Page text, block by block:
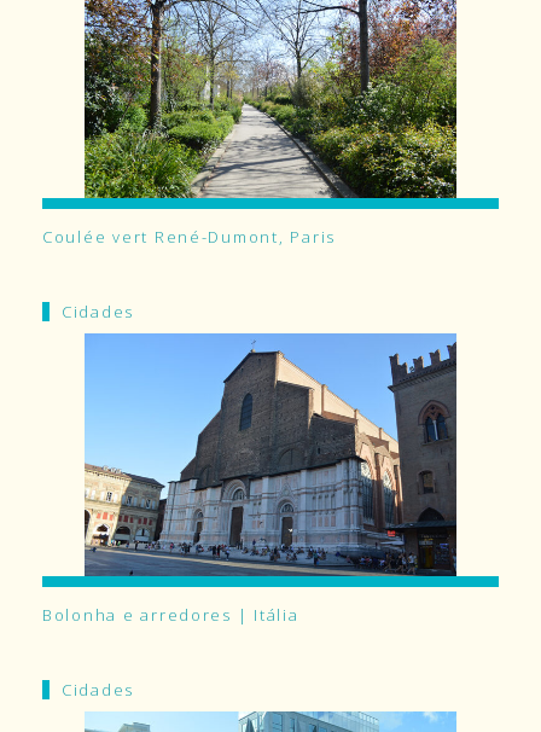
Coulée vert René-Dumont, Paris
Cidades
Bolonha e arredores | Itália
Cidades